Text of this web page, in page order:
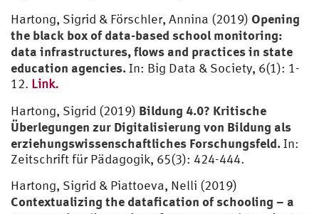
Hartong, Sigrid & Förschler, Annina (2019) Opening
the black box of data-based school monitoring:
data infrastructures, flows and practices in state
education agencies.In: Big Data & Society, 6(1): 1-
12. Link.
Hartong, Sigrid (2019) Bildung 4.0? Kritische
Überlegungen zur Digitalisierung von Bildung als
erziehungswissenschaftliches Forschungsfeld.In:
Zeitschrift für Pädagogik, 65(3): 424-444.
Hartong, Sigrid & Piattoeva, Nelli (2019)
Contextualizing the datafication of schooling – a